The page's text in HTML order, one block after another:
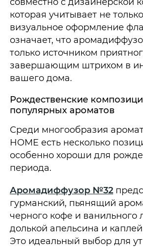
которая учитывает не
визуальное оформление
означает, что
только источником
завершающим штрихом в
вашего дома.
Рождественские
популярных ароматов
Среди многообразия
HOME есть несколько
особенно хороши для
периода.
Аромадиффузор №32
гурманский, пьянящий
черного кофе и ванильного
долькой апельсина и
Это идеальный выбор для